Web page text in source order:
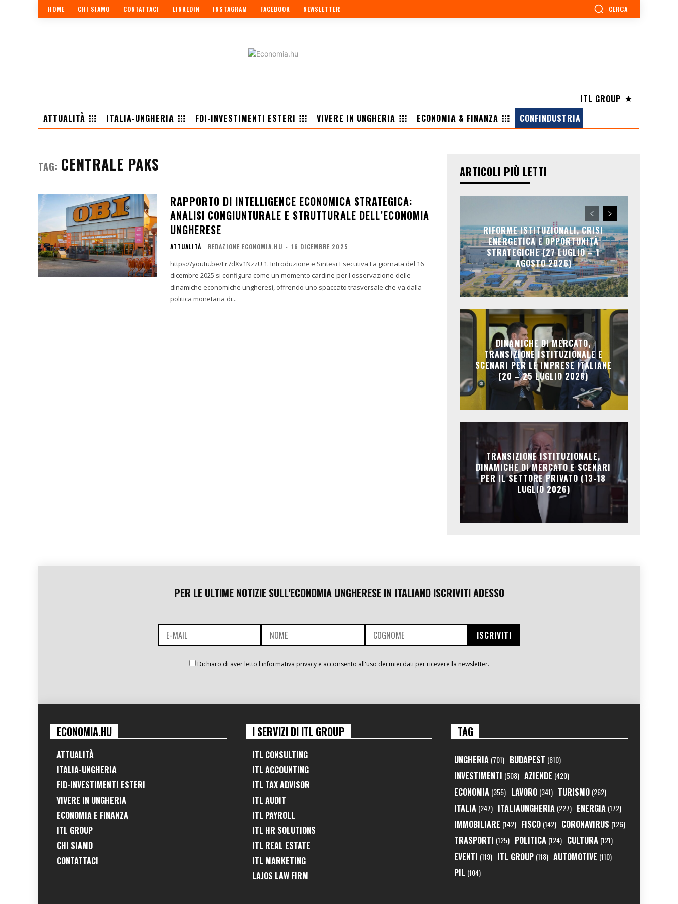
HOME CHI SIAMO CONTATTACI LINKEDIN INSTAGRAM FACEBOOK NEWSLETTER CERCA
ITL GROUP
ATTUALITÀ
ITALIA-UNGHERIA FDI-INVESTIMENTI ESTERI VIVERE IN UNGHERIA ECONOMIA & FINANZA CONFINDUSTRIA
TAG: CENTRALE PAKS
RAPPORTO DI INTELLIGENCE ECONOMICA STRATEGICA:
ANALISI CONGIUNTURALE E STRUTTURALE DELL’ECONOMIA
UNGHERESE
ATTUALITÀ REDAZIONE ECONOMIA.HU - 16 DICEMBRE 2025
https://youtu.be/Fr7dXv1NzzU 1. Introduzione e Sintesi Esecutiva La giornata del 16
dicembre 2025 si configura come un momento cardine per l'osservazione delle
dinamiche economiche ungheresi, offrendo uno spaccato trasversale che va dalla
politica monetaria di...
ARTICOLI PIÙ LETTI
RIFORME ISTITUZIONALI, CRISI
ENERGETICA E OPPORTUNITÀ
STRATEGICHE (27 LUGLIO – 1
AGOSTO 2026)
DINAMICHE DI MERCATO,
TRANSIZIONE ISTITUZIONALE E
SCENARI PER LE IMPRESE ITALIANE
(20 – 25 LUGLIO 2026)
TRANSIZIONE ISTITUZIONALE,
DINAMICHE DI MERCATO E SCENARI
PER IL SETTORE PRIVATO (13-18
LUGLIO 2026)
PER LE ULTIME NOTIZIE SULL'ECONOMIA UNGHERESE IN ITALIANO ISCRIVITI ADESSO
Dichiaro di aver letto l'informativa privacy e acconsento all'uso dei miei dati per ricevere la newsletter.
ECONOMIA.HU
ATTUALITÀ
ITALIA-UNGHERIA
FID-INVESTIMENTI ESTERI
VIVERE IN UNGHERIA
ECONOMIA E FINANZA
ITL GROUP
CHI SIAMO
CONTATTACI
I SERVIZI DI ITL GROUP
ITL CONSULTING
ITL ACCOUNTING
ITL TAX ADVISOR
ITL AUDIT
ITL PAYROLL
ITL HR SOLUTIONS
ITL REAL ESTATE
ITL MARKETING
LAJOS LAW FIRM
TAG
UNGHERIA (701) BUDAPEST (610)
INVESTIMENTI (508) AZIENDE (420)
ECONOMIA (355) LAVORO (341) TURISMO (262)
ITALIA (247) ITALIAUNGHERIA (227) ENERGIA (172)
IMMOBILIARE (142) FISCO (142) CORONAVIRUS (126)
TRASPORTI (125) POLITICA (124) CULTURA (121)
EVENTI (119) ITL GROUP (118) AUTOMOTIVE (110)
PIL (104)